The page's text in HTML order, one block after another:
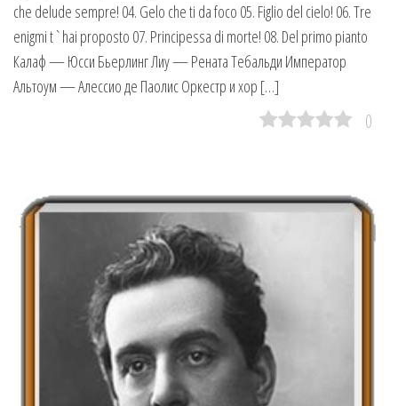
che delude sempre! 04. Gelo che ti da foco 05. Figlio del cielo! 06. Tre
enigmi t`hai proposto 07. Principessa di morte! 08. Del primo pianto
Калаф — Юсси Бьерлинг Лиу — Рената Тебальди Император
Альтоум — Алессио де Паолис Оркестр и хор […]
0